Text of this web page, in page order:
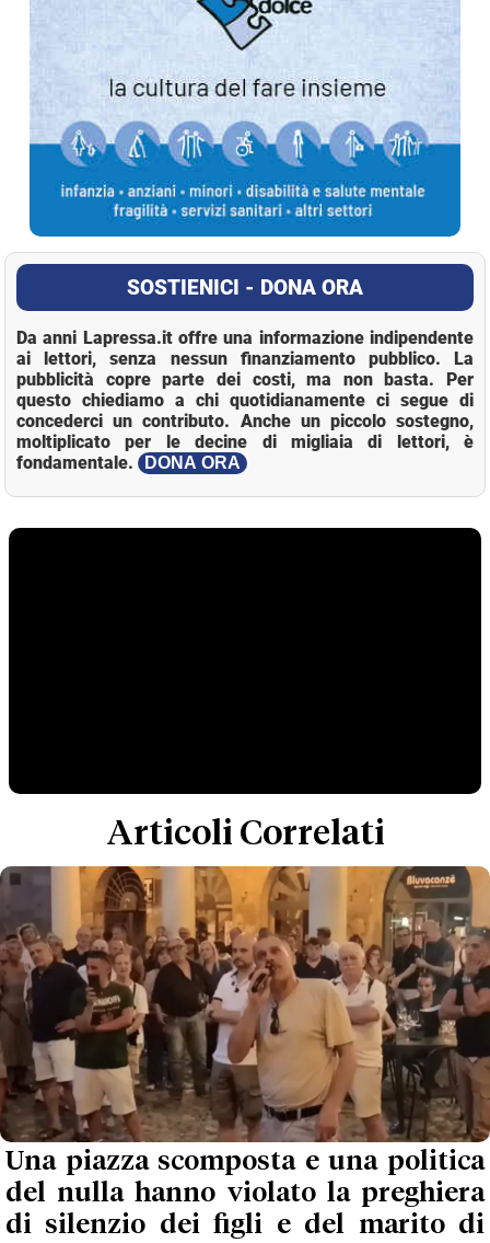
SOSTIENICI - DONA ORA
Da anni Lapressa.it offre una informazione indipendente
ai lettori, senza nessun finanziamento pubblico. La
pubblicità copre parte dei costi, ma non basta. Per
questo chiediamo a chi quotidianamente ci segue di
concederci un contributo. Anche un piccolo sostegno,
moltiplicato per le decine di migliaia di lettori, è
fondamentale.
DONA ORA
Articoli Correlati
Una piazza scomposta e una politica
del nulla hanno violato la preghiera
di silenzio dei figli e del marito di